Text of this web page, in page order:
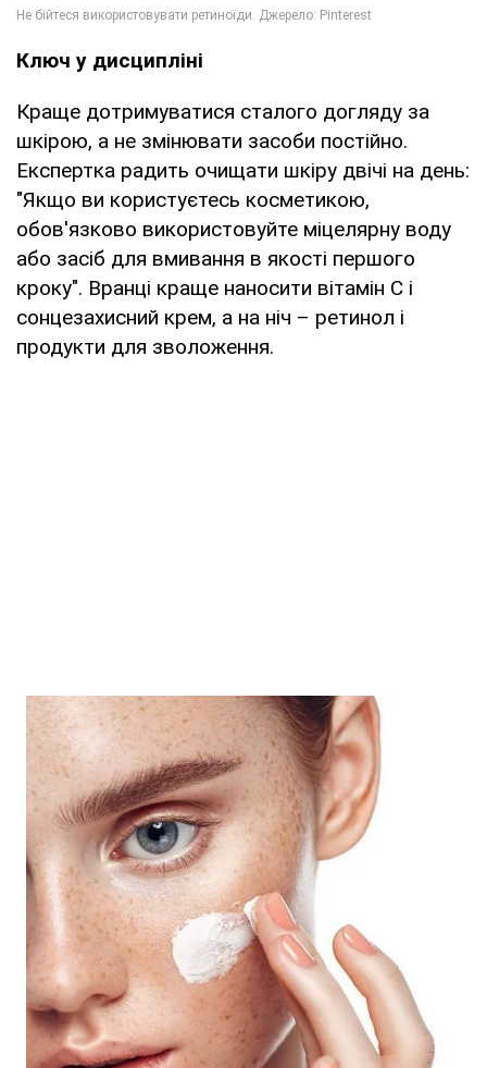
Ключ у дисципліні
Краще дотримуватися сталого догляду за
шкірою, а не змінювати засоби постійно.
Експертка радить очищати шкіру двічі на день:
"Якщо ви користуєтесь косметикою,
обов'язково використовуйте міцелярну воду
або засіб для вмивання в якості першого
кроку". Вранці краще наносити вітамін С і
сонцезахисний крем, а на ніч – ретинол і
продукти для зволоження.